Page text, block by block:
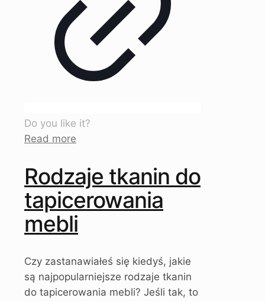
Do you like it?
Read more
Rodzaje tkanin do
tapicerowania
mebli
Czy zastanawiałeś się kiedyś, jakie
są najpopularniejsze rodzaje tkanin
do tapicerowania mebli? Jeśli tak, to